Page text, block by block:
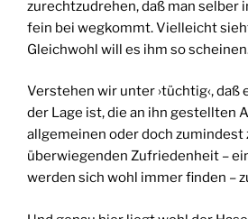
zurechtzudrehen, daß man selber
fein bei wegkommt. Vielleicht
Gleichwohl will es ihm so
Verstehen wir unter ›tüchtig‹, daß
der Lage ist, die an ihn gestellten
allgemeinen oder doch zumindest
überwiegenden Zufriedenheit –
werden sich wohl immer finden –